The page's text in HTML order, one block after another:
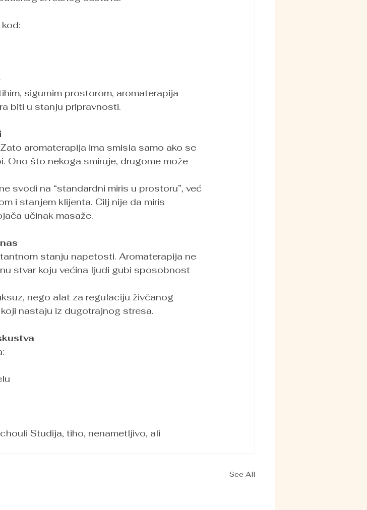
sigurnim prostorom, aromaterapija
biti u stanju pripravnosti.
aromaterapija ima smisla samo ako se
Ono što nekoga smiruje, drugome može
svodi na “standardni miris u prostoru”, već
i stanjem klijenta. Cilj nije da miris
učinak masaže.
stanju napetosti. Aromaterapija ne
stvar koju većina ljudi gubi sposobnost
nego alat za regulaciju živčanog
nastaju iz dugotrajnog stresa.
Studija, tiho, nenametljivo, ali
See All